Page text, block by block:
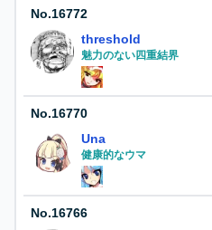
No.16772
threshold
魅力のない四重結界
No.16770
Una
健康的なウマ
No.16766